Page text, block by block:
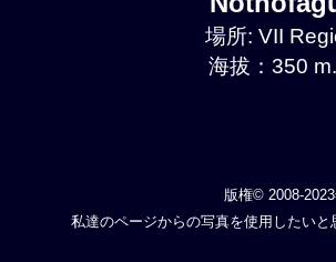
場所: VII
海拔：350
版権© 2008-
私達のページからの写真を使用したい